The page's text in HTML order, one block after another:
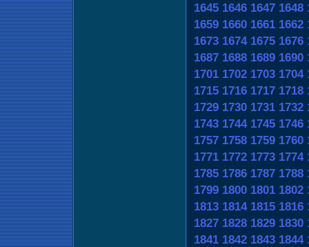
1645 1646 1647 1648
1659 1660 1661 1662
1673 1674 1675 1676
1687 1688 1689 1690
1701 1702 1703 1704
1715 1716 1717 1718
1729 1730 1731 1732
1743 1744 1745 1746
1757 1758 1759 1760
1771 1772 1773 1774
1785 1786 1787 1788
1799 1800 1801 1802
1813 1814 1815 1816
1827 1828 1829 1830
1841 1842 1843 1844